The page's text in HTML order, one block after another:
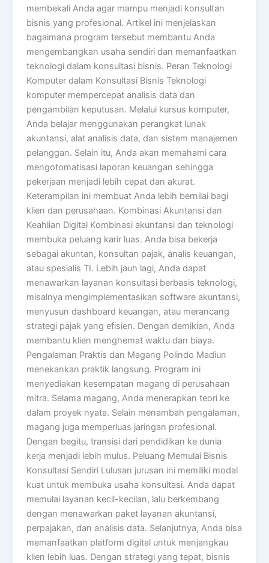
membekali Anda agar mampu menjadi konsultan
bisnis yang profesional. Artikel ini menjelaskan
bagaimana program tersebut membantu Anda
mengembangkan usaha sendiri dan memanfaatkan
teknologi dalam konsultasi bisnis. Peran Teknologi
Komputer dalam Konsultasi Bisnis Teknologi
komputer mempercepat analisis data dan
pengambilan keputusan. Melalui kursus komputer,
Anda belajar menggunakan perangkat lunak
akuntansi, alat analisis data, dan sistem manajemen
pelanggan. Selain itu, Anda akan memahami cara
mengotomatisasi laporan keuangan sehingga
pekerjaan menjadi lebih cepat dan akurat.
Keterampilan ini membuat Anda lebih bernilai bagi
klien dan perusahaan. Kombinasi Akuntansi dan
Keahlian Digital Kombinasi akuntansi dan teknologi
membuka peluang karir luas. Anda bisa bekerja
sebagai akuntan, konsultan pajak, analis keuangan,
atau spesialis TI. Lebih jauh lagi, Anda dapat
menawarkan layanan konsultasi berbasis teknologi,
misalnya mengimplementasikan software akuntansi,
menyusun dashboard keuangan, atau merancang
strategi pajak yang efisien. Dengan demikian, Anda
membantu klien menghemat waktu dan biaya.
Pengalaman Praktis dan Magang Polindo Madiun
menekankan praktik langsung. Program ini
menyediakan kesempatan magang di perusahaan
mitra. Selama magang, Anda menerapkan teori ke
dalam proyek nyata. Selain menambah pengalaman,
magang juga memperluas jaringan profesional.
Dengan begitu, transisi dari pendidikan ke dunia
kerja menjadi lebih mulus. Peluang Memulai Bisnis
Konsultasi Sendiri Lulusan jurusan ini memiliki modal
kuat untuk membuka usaha konsultasi. Anda dapat
memulai layanan kecil-kecilan, lalu berkembang
dengan menawarkan paket layanan akuntansi,
perpajakan, dan analisis data. Selanjutnya, Anda bisa
memanfaatkan platform digital untuk menjangkau
klien lebih luas. Dengan strategi yang tepat, bisnis